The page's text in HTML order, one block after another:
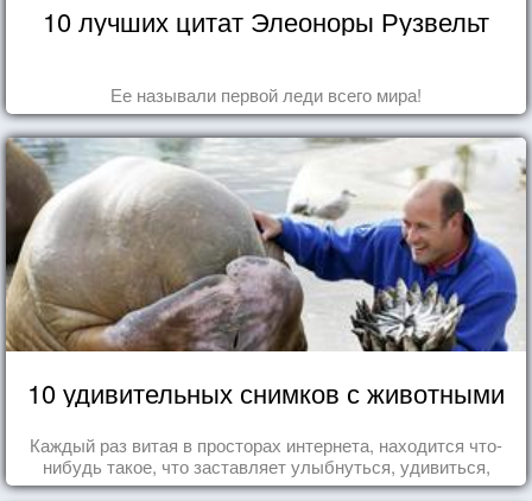
10 лучших цитат Элеоноры Рузвельт
Ее называли первой леди всего мира!
10 удивительных снимков с животными
Каждый раз витая в просторах интернета, находится что-
нибудь такое, что заставляет улыбнуться, удивиться,
восхититься...